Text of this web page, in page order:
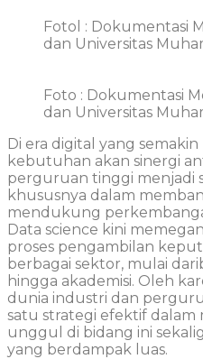
Fotol : Dokumentasi
dan Universitas
Foto : Dokumentasi
dan Universitas
Di era digital yang semakin
kebutuhan akan sinergi
perguruan tinggi menjadi
khususnya dalam
mendukung
Data science kini
proses pengambilan
berbagai sektor, mulai dari
hingga akademisi. Oleh
dunia industri dan
satu strategi efektif dalam
unggul
di bidang ini
yang berdampak luas.